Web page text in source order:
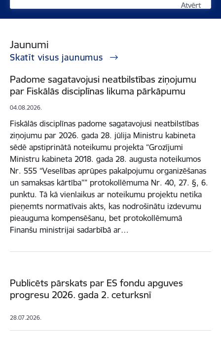
Atvērt
Atvērt
Jaunumi
Skatīt visus jaunumus
Padome sagatavojusi neatbilstības ziņojumu
par Fiskālās disciplīnas likuma pārkāpumu
04.08.2026.
Fiskālās disciplīnas padome sagatavojusi neatbilstības
ziņojumu par 2026. gada 28. jūlija Ministru kabineta
sēdē apstiprinātā noteikumu projekta “Grozījumi
Ministru kabineta 2018. gada 28. augusta noteikumos
Nr. 555 “Veselības aprūpes pakalpojumu organizēšanas
un samaksas kārtība”” protokollēmuma Nr. 40, 27. §, 6.
punktu. Tā kā vienlaikus ar noteikumu projektu netika
pieņemts normatīvais akts, kas nodrošinātu izdevumu
pieauguma kompensēšanu, bet protokollēmumā
Finanšu ministrijai sadarbībā ar…
Publicēts pārskats par ES fondu apguves
progresu 2026. gada 2. ceturksnī
28.07.2026.